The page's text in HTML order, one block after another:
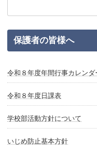
保護者の皆様へ
令和８年度年間行事カレンダ
令和８年度日課表
学校部活動方針について
いじめ防止基本方針